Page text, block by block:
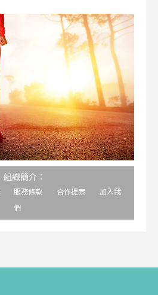
組織簡介：
服務條款 合作提案
加入我
們